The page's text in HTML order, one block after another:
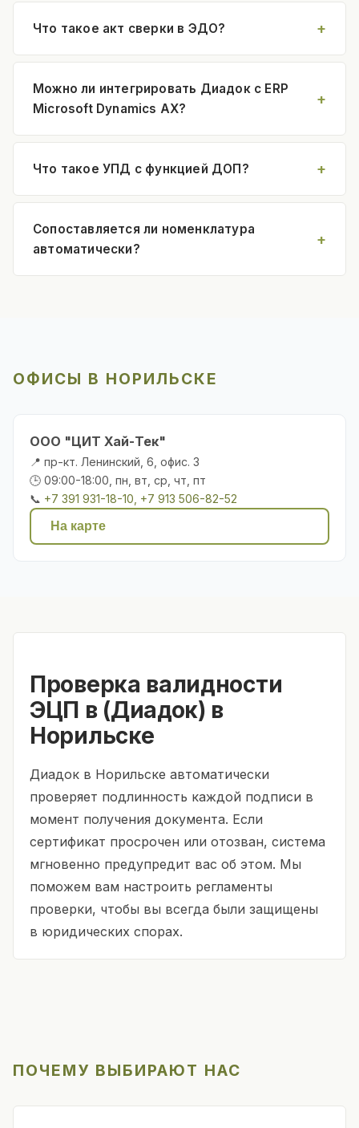
Что такое акт сверки в ЭДО?
Можно ли интегрировать Диадок с ERP
Microsoft Dynamics AX?
Что такое УПД с функцией ДОП?
Сопоставляется ли номенклатура
автоматически?
ОФИСЫ В НОРИЛЬСКЕ
ООО "ЦИТ Хай-Тек"
📍 пр-кт. Ленинский, 6, офис. 3
🕒 09:00-18:00, пн, вт, ср, чт, пт
📞 +7 391 931-18-10, +7 913 506-82-52
На карте
Проверка валидности
ЭЦП в (Диадок) в
Норильске
Диадок в Норильске автоматически
проверяет подлинность каждой подписи в
момент получения документа. Если
сертификат просрочен или отозван, система
мгновенно предупредит вас об этом. Мы
поможем вам настроить регламенты
проверки, чтобы вы всегда были защищены
в юридических спорах.
ПОЧЕМУ ВЫБИРАЮТ НАС